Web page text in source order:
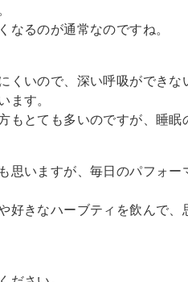
なるのが通常なのですね。
くいので、深い呼吸ができな
ます。
とても多いのですが、睡眠
思いますが、毎日のパフォー
好きなハーブティを飲んで、